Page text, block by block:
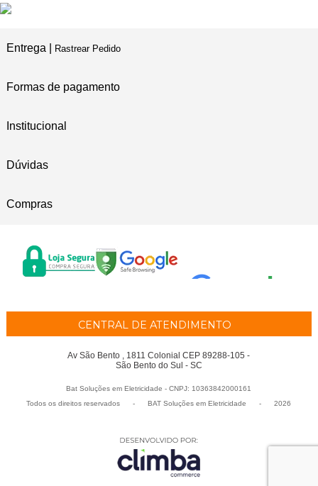
Entrega | Rastrear Pedido
Formas de pagamento
Institucional
Dúvidas
Compras
CENTRAL DE ATENDIMENTO
Av São Bento , 1811 Colonial CEP 89288-105 -
São Bento do Sul - SC
Bat Soluções em Eletricidade - CNPJ: 10363842000161
Todos os direitos reservados
- BAT Soluções em Eletricidade - 2026